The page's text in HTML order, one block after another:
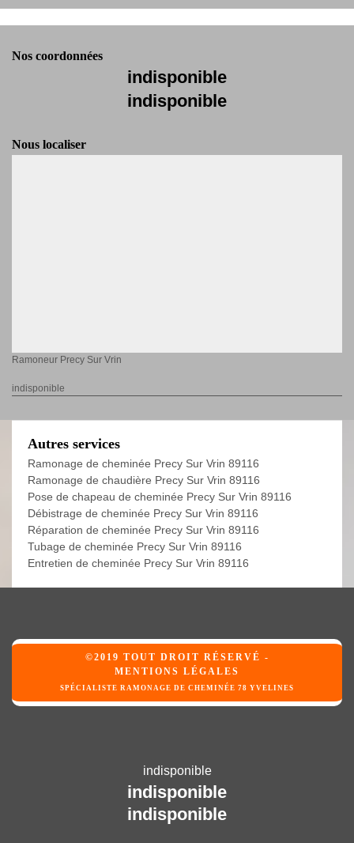
Nos coordonnées
indisponible
indisponible
Nous localiser
Ramoneur Precy Sur Vrin
indisponible
Autres services
Ramonage de cheminée Precy Sur Vrin 89116
Ramonage de chaudière Precy Sur Vrin 89116
Pose de chapeau de cheminée Precy Sur Vrin 89116
Débistrage de cheminée Precy Sur Vrin 89116
Réparation de cheminée Precy Sur Vrin 89116
Tubage de cheminée Precy Sur Vrin 89116
Entretien de cheminée Precy Sur Vrin 89116
©2019 TOUT DROIT RÉSERVÉ -
MENTIONS LÉGALES
SPÉCIALISTE RAMONAGE DE CHEMINÉE 78 YVELINES
indisponible
indisponible
indisponible